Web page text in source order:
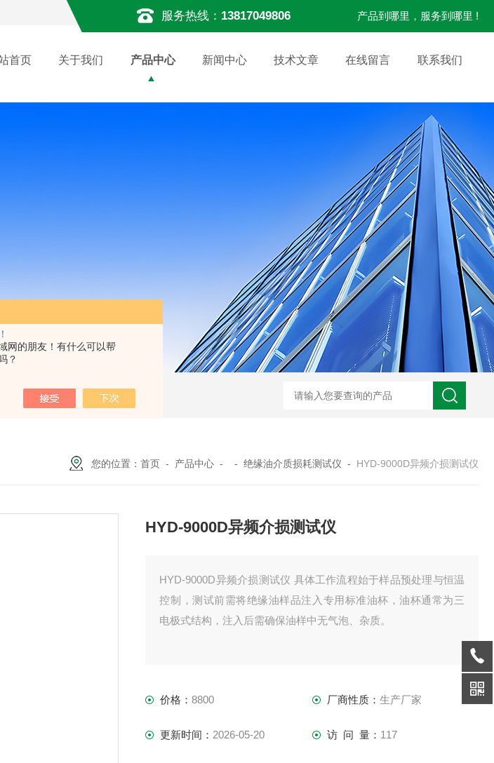
网的朋友！有什么可以帮
？
服务热线： 13817049806 产品到哪里，服务到哪里 !
首页 关于我们 产品中心 新闻中心 技术文章 在线留言 联系我们
压兆欧表 CS2077型CS2077高压兆欧表校验仪 GM-5KV-20KV型可调高压兆欧表GM-5KV-20KV nl3203型
您的位置： 首页 - 产品中心 - - 绝缘油介质损耗测试仪 - HYD-9000D异频介损测试仪
HYD-9000D异频介损测试仪
HYD-9000D异频介损测试仪 具体工作流程始于样品预处理与恒温
控制，测试前需将绝缘油样品注入专用标准油杯，油杯通常为三
电极式结构，注入后需确保油样中无气泡、杂质。
价格：8800 厂商性质： 生产厂家
更新时间： 2026-05-20 访 问 量： 117